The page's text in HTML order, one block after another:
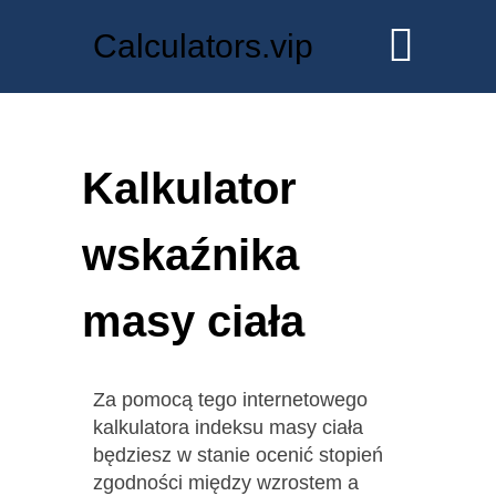
Calculators.vip
Kalkulator
wskaźnika
masy ciała
Za pomocą tego internetowego
kalkulatora indeksu masy ciała
będziesz w stanie ocenić stopień
zgodności między wzrostem a